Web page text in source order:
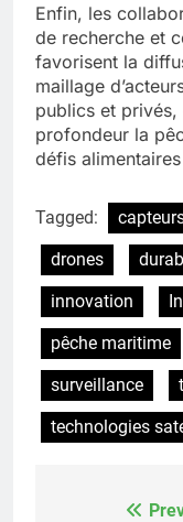
Enfin, les
de recherche et
favorisent la
maillage
publics et
profondeur la
défis
Tagged:
drones
innovation
pêche maritime
surveillance
technologies